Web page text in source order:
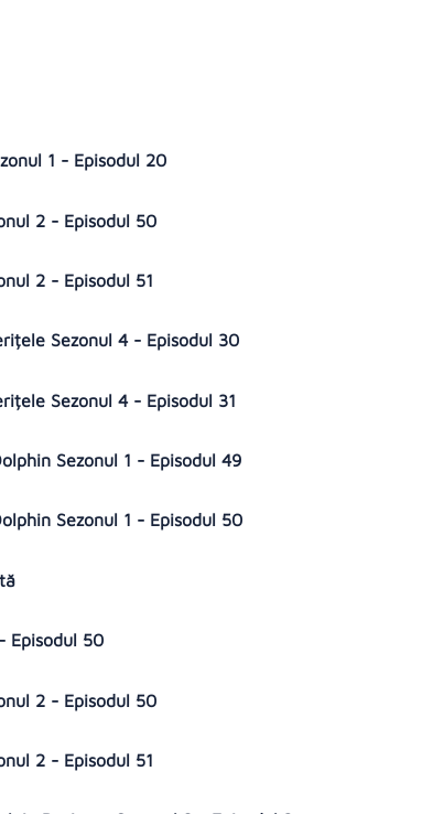
1 - Episodul 20
2 - Episodul 50
2 - Episodul 51
Sezonul 4 - Episodul 30
Sezonul 4 - Episodul 31
Sezonul 1 - Episodul 49
Sezonul 1 - Episodul 50
Episodul 50
2 - Episodul 50
2 - Episodul 51